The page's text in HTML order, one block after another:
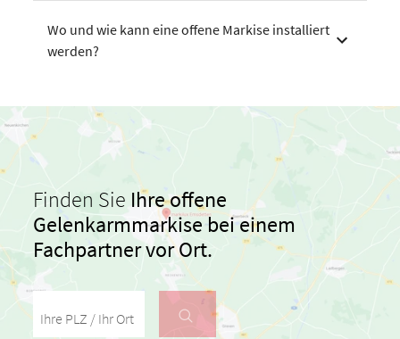
Wo und wie kann eine offene Markise installiert
werden?
Finden Sie Ihre offene
Gelenkarmmarkise bei einem
Fachpartner vor Ort.
Ihre PLZ / Ihr Ort